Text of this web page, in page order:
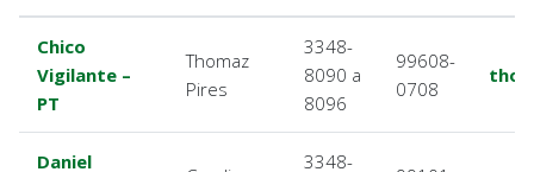
Chico
Vigilante –
PT
Thomaz
Pires
3348-
8090 a
8096
99608-
0708
Daniel
3348-